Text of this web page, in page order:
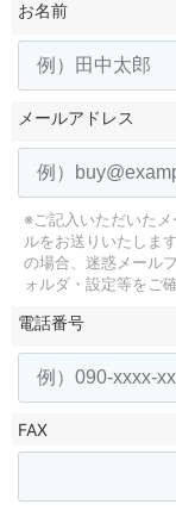
お名前
メールアドレス
※ご記入いただいた
ルをお送りいたします
の場合、迷惑メール
ォルダ・設定等をご
電話番号
FAX